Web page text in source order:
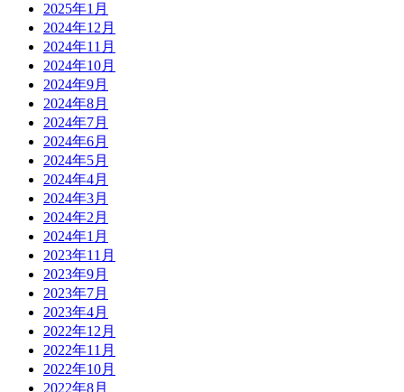
2025年1月
2024年12月
2024年11月
2024年10月
2024年9月
2024年8月
2024年7月
2024年6月
2024年5月
2024年4月
2024年3月
2024年2月
2024年1月
2023年11月
2023年9月
2023年7月
2023年4月
2022年12月
2022年11月
2022年10月
2022年8月